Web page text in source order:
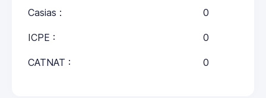
Casias : 0
ICPE : 0
CATNAT : 0